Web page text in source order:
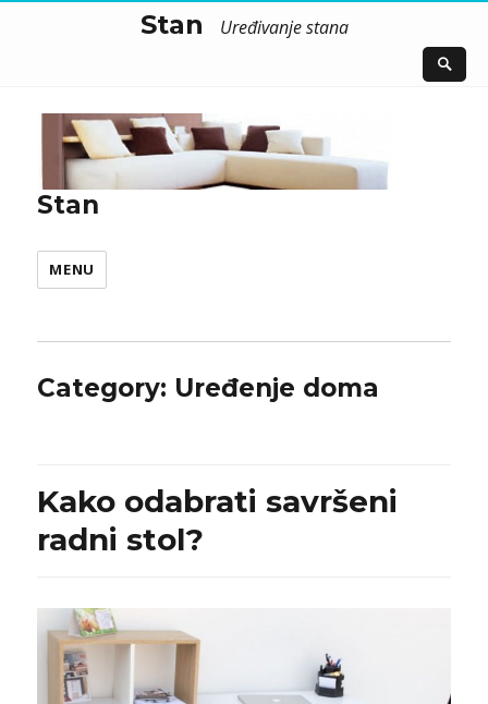
Stan Uređivanje stana
Stan
MENU
Category: Uređenje doma
Kako odabrati savršeni
radni stol?